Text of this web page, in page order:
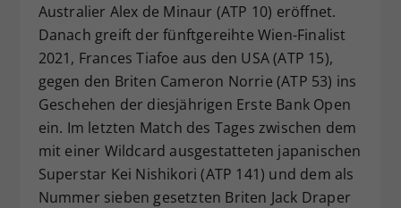
Australier Alex de Minaur (ATP 10) eröffnet.
Danach greift der fünftgereihte Wien-Finalist
2021, Frances Tiafoe aus den USA (ATP 15),
gegen den Briten Cameron Norrie (ATP 53) ins
Geschehen der diesjährigen Erste Bank Open
ein. Im letzten Match des Tages zwischen dem
mit einer Wildcard ausgestatteten japanischen
Superstar Kei Nishikori (ATP 141) und dem als
Nummer sieben gesetzten Briten Jack Draper